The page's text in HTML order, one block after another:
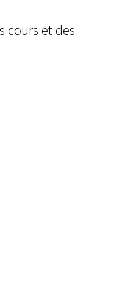
cours et des